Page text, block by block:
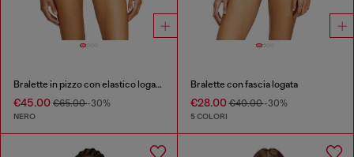
Bralette in pizzo con elastico logato Diesel
€45.00 €65.00-30%
NERO
Bralette con fascia logata
€28.00€40.00-30%
5 COLORI